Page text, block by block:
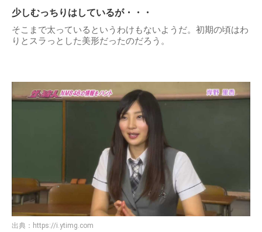
少しむっちりはしているが・・・
そこまで太っているというわけもないようだ。初期の頃はわ
りとスラっとした美形だったのだろう。
出典： https://i.ytimg.com